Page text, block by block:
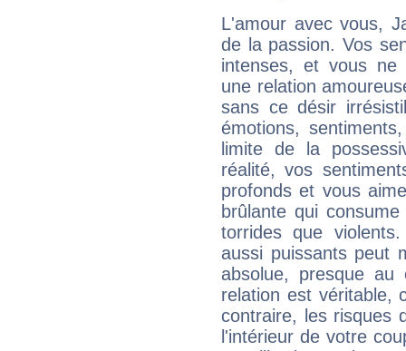
L'amour avec vous,
de la passion. Vos
intenses, et vous ne
une relation
sans ce désir
émotions,
limite de la
réalité, vos
profonds et vous
brûlante qui
torrides que
aussi puissants peut
absolue, presque
relation est véritable,
contraire, les risques
l'intérieur de votre